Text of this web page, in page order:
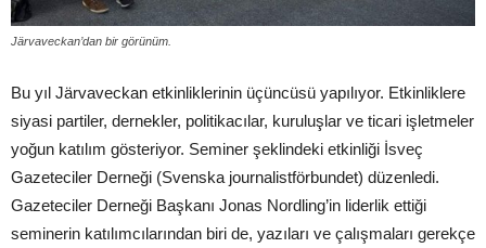
Järvaveckan’dan bir görünüm.
Bu yıl Järvaveckan etkinliklerinin üçüncüsü yapılıyor. Etkinliklere
siyasi partiler, dernekler, politikacılar, kuruluşlar ve ticari işletmeler
yoğun katılım gösteriyor. Seminer şeklindeki etkinliği İsveç
Gazeteciler Derneği (Svenska journalistförbundet) düzenledi.
Gazeteciler Derneği Başkanı Jonas Nordling’in liderlik ettiği
seminerin katılımcılarından biri de, yazıları ve çalışmaları gerekçe